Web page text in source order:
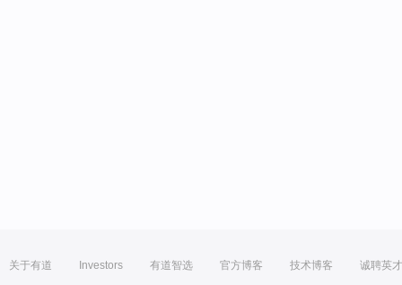
关于有道 Investors 有道智选 官方博客 技术博客 诚聘英才